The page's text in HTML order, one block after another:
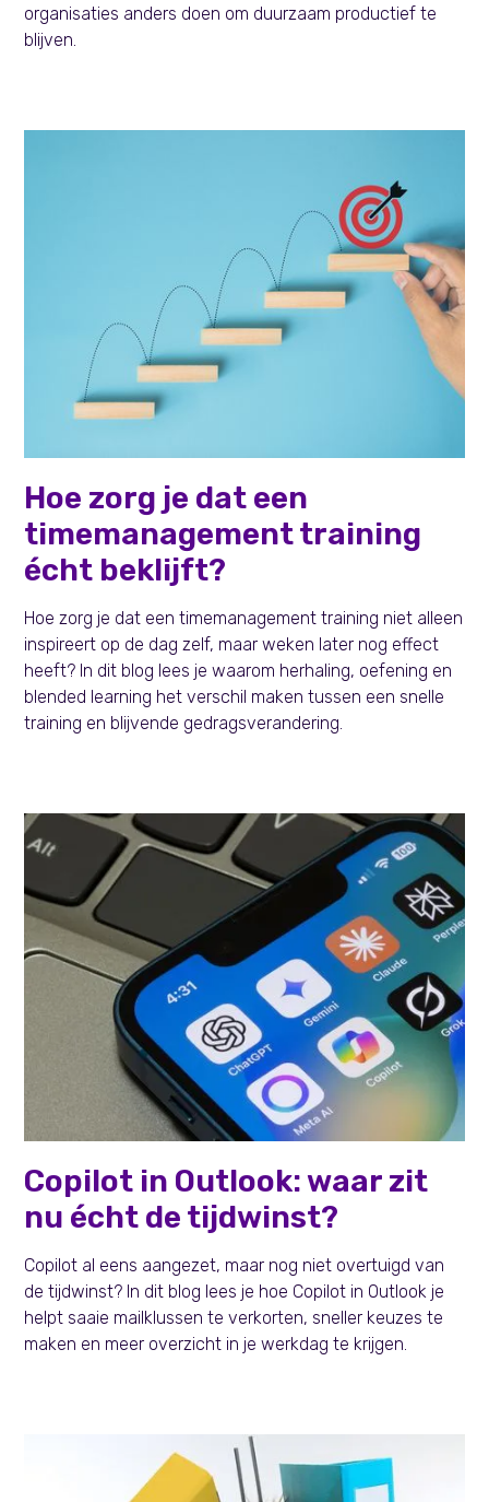
organisaties anders doen om duurzaam productief te
blijven.
Learning & Development
Hoe zorg je dat een
timemanagement training
écht beklijft?
Hoe zorg je dat een timemanagement training niet alleen
inspireert op de dag zelf, maar weken later nog effect
heeft? In dit blog lees je waarom herhaling, oefening en
blended learning het verschil maken tussen een snelle
training en blijvende gedragsverandering.
Persoonlijke effectiviteit
Copilot in Outlook: waar zit
nu écht de tijdwinst?
Copilot al eens aangezet, maar nog niet overtuigd van
de tijdwinst? In dit blog lees je hoe Copilot in Outlook je
helpt saaie mailklussen te verkorten, sneller keuzes te
maken en meer overzicht in je werkdag te krijgen.